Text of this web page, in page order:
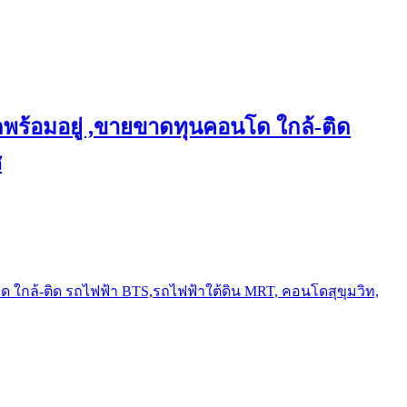
ร้อมอยู่ ,ขายขาดทุนคอนโด ใกล้-ติด
กล้-ติด รถไฟฟ้า BTS,รถไฟฟ้าใต้ดิน MRT, คอนโดสุขุมวิท,